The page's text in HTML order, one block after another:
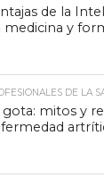
de la
medicina y
DE LA
gota: mitos y